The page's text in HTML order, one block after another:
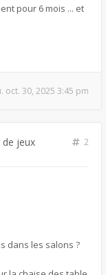
pour 6 mois ... et
oct. 30, 2025 3:45 pm
de jeux
2
dans les salons ?